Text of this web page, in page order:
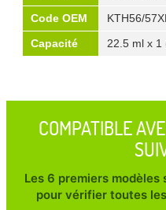
Code OEM
KTH56/57XL
Capacité
22.5 ml x 1
COMPATIBLE
Les 6 premiers
pour vérifier toutes